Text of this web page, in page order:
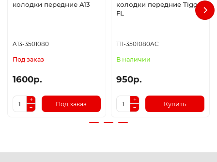
колодки передние A13
A13-3501080
Под заказ
1600р.
Под заказ
колодки передние Tiggo
FL
T11-3501080AC
В наличии
950р.
Купить